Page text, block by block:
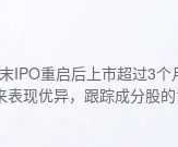
重启后上市超过3
现优异，跟踪成分股